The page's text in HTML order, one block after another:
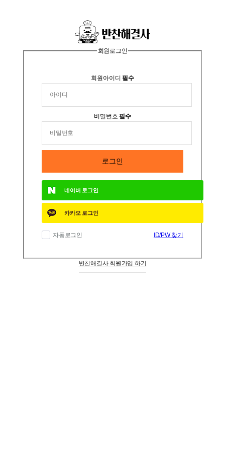
회원로그인
회원아이디 필수
비밀번호 필수
로그인
네이버 로그인
카카오 로그인
자동로그인 ID/PW 찾기
반찬해결사 회원가입 하기